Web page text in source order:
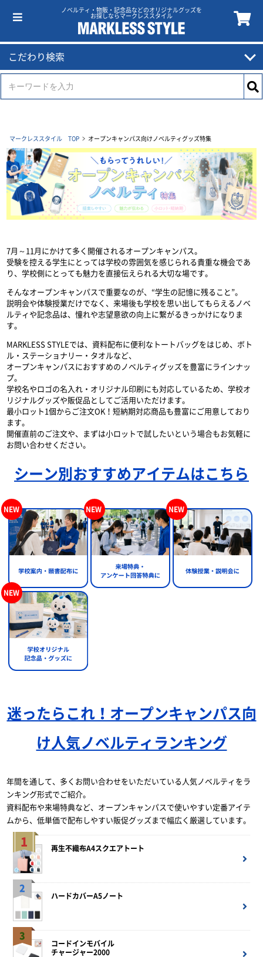
ノベルティ・物販・記念品などのオリジナルグッズを
お探しならマークレススタイル
こだわり検索
マークレススタイル TOP オープンキャンパス向けノベルティグッズ特集
7月～11月にかけて多く開催されるオープンキャンパス。
受験を控える学生にとっては学校の雰囲気を感じられる貴重な機会であ
り、学校側にとっても魅力を直接伝えられる大切な場です。
そんなオープンキャンパスで重要なのが、“学生の記憶に残ること”。
説明会や体験授業だけでなく、来場後も学校を思い出してもらえるノベ
ルティや記念品は、憧れや志望意欲の向上に繋がるきっかけになりま
す。
MARKLESS STYLEでは、資料配布に便利なトートバッグをはじめ、ボト
ル・ステーショナリー・タオルなど、
オープンキャンパスにおすすめのノベルティグッズを豊富にラインナッ
プ。
学校名やロゴの名入れ・オリジナル印刷にも対応しているため、学校オ
リジナルグッズや販促品としてご活用いただけます。
最小ロット1個からご注文OK！短納期対応商品も豊富にご用意しており
ます。
開催直前のご注文や、まずは小ロットで試したいという場合もお気軽に
お問い合わせください。
シーン別おすすめアイテムはこちら
迷ったらこれ！オープンキャンパス向
け人気ノベルティランキング
年間を通して、多くお問い合わせをいただいている人気ノベルティをラ
ンキング形式でご紹介。
資料配布や来場特典など、オープンキャンパスで使いやすい定番アイテ
ムから、低単価で配布しやすい販促グッズまで幅広く厳選しています。
1
再生不織布A4スクエアトート
2
ハードカバーA5ノート
3
コードインモバイル
チャージャー2000